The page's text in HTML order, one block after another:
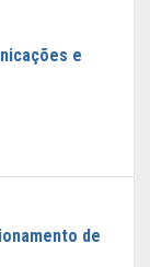
e
de